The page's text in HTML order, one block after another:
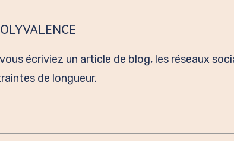
écriviez un article de blog, les réseaux
de longueur.